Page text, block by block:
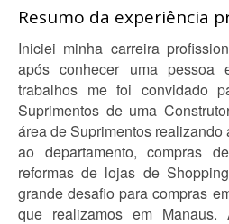
Resumo da experiência
Iniciei minha carreira
após conhecer uma pessoa
trabalhos me foi convidado
Suprimentos de uma
área de Suprimentos
ao departamento, compras
reformas de lojas de
grande desafio para compras
que realizamos em Manaus.